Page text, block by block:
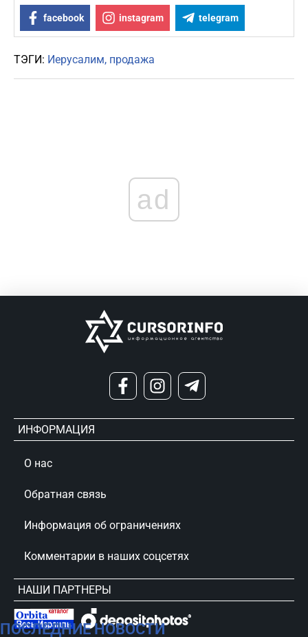
facebook instagram telegram
ТЭГИ: Иерусалим продажа
ПОСЛЕДНИЕ НОВОСТИ
ad
ИНФОРМАЦИЯ
О нас
Обратная связь
Информация об ограничениях
Комментарии в наших соцсетях
НАШИ ПАРТНЕРЫ